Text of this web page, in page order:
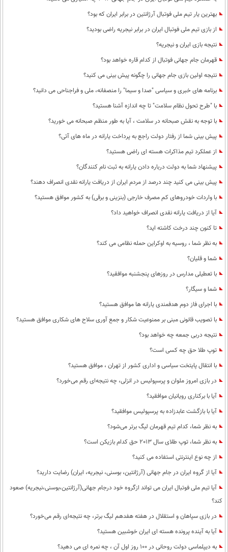
بهترین یار تیم ملی فوتبال آرژانتین در برابر ایران که بود؟
از بازی تیم ملی فوتبال ایران در برابر نیجریه راضی بودید؟
نتیجه بازی ایران و نیجریه؟
قهرمان جام جهانی فوتبال از کدام قاره خواهد بود؟
نتیجه اولین بازی جام جهانی را چگونه پیش بینی می کنید؟
برنامه های خبری و سیاسی "صدا و سیما" را منصفانه، ملی و فراجناحی می دانید؟
با "طرح تحول نظام سلامت"‌ تا چه اندازه آشنا هستید؟
با توجه به نقش صبحانه در سلامت ، آیا به طور منظم صبحانه می خورید؟
پیش بینی شما از رفتار دولت راجع به پرداخت یارانه در ماه های آتی؟
از عملکرد تیم مذاکرات هسته ای راضی هستید؟
پیشنهاد شما به دولت درباره دادن یارانه به ثبت نام کنندگان؟
پیش بینی می کنید چند درصد از مردم ایران از دریافت یارانه نقدی انصراف دهند؟
با واردات خودروهای کم مصرف خارجی (بنزینی و برقی) به کشور موافق هستید؟
آیا از دریافت یارانه نقدی انصراف خواهید داد؟
تا کنون چند درخت کاشته اید؟
به نظر شما ، روسیه به اوکراین حمله نظامی می کند؟
شما و قلیان؟
با تعطیلی مدارس در روزهای پنجشنبه موافقید؟
شما و سیگار؟
با اجرای فاز دوم هدفمندی یارانه ها موافق هستید؟
با تصویب قانونی مبنی بر ممنوعیت شکار و جمع آوری سلاح های شکاری موافق هستید؟
نتیجه دربی جمعه چه خواهد بود؟
توپ طلا حق چه کسی است؟
با انتقال پایتخت سیاسی و اداری کشور از تهران ، موافق هستید؟
در بازی امروز ملوان و پرسپولیس در انزلی، چه نتیجه‌ای رقم می‌خورد؟
آیا با برکناری رویانیان موافقید؟
آیا با بازگشت عابدزاده به پرسپولیس موافقید؟
به نظر شما، کدام تیم قهرمان لیگ برتر می‌شود؟
به نظر شما، توپ طلای سال 2013 حق کدام بازیکن است؟
از چه نوع اینترنتی استفاده می کنید؟
آیا از گروه ایران در جام جهانی (آرژانتین، بوسنی، نیجریه، ایران) رضایت دارید؟
آیا تیم ملی فوتبال ایران می تواند ازگروه خود درجام جهانی(آرژانتین،بوسنی،نیجریه) صعود
کند؟
در بازی سپاهان و استقلال در هفته هفدهم لیگ برتر، چه نتیجه‌ای رقم می‌خورد؟
آیا به آینده پرونده هسته ای ایران خوشبین هستید؟
به دیپلماسی دولت روحانی در 100 روز اول آن ، چه نمره ای می دهید؟